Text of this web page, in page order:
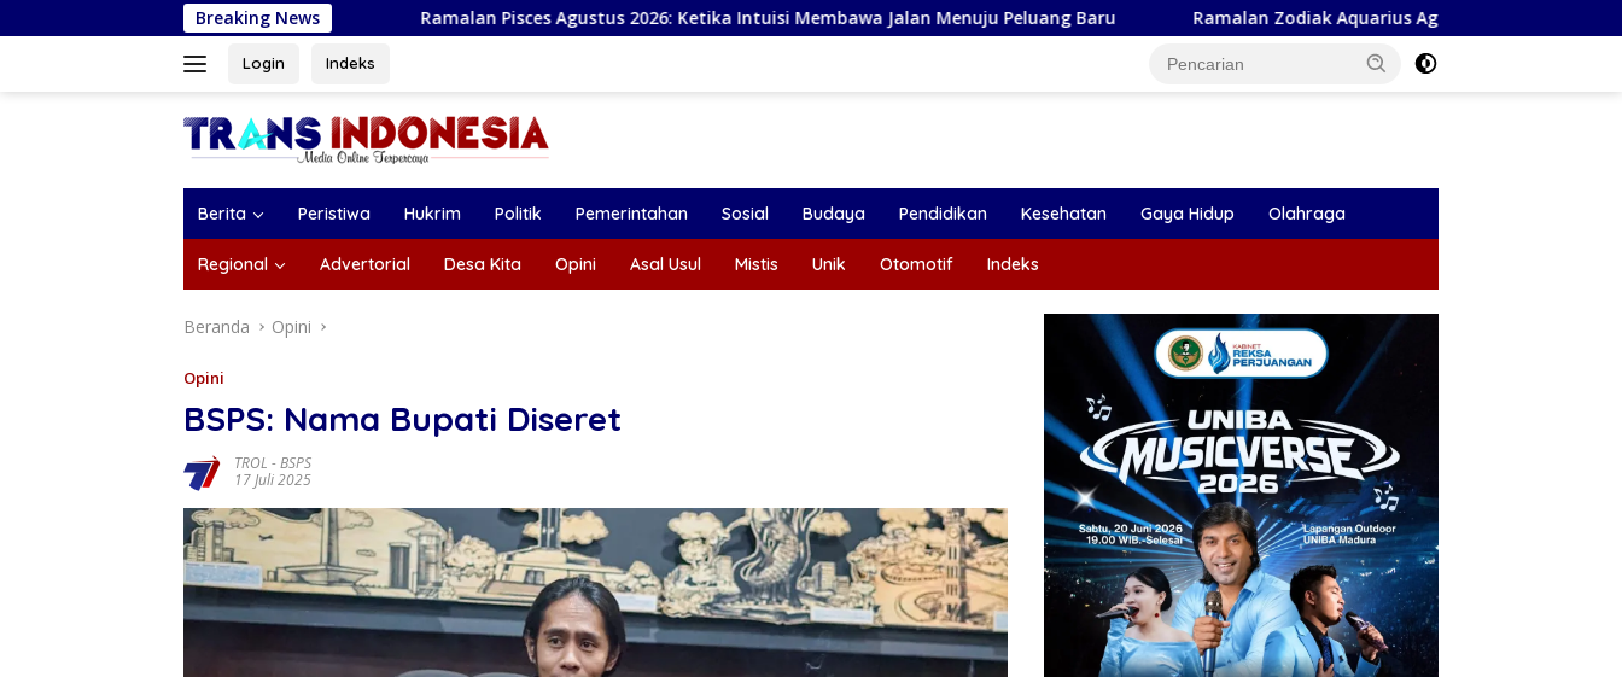
ke
Breaking News
Ramalan Pisces Agustus 2026: Ketika Intuisi Membawa Jalan Menuju Peluang Baru Ramalan Zodiak Aquarius Agustus 2026: Peluang Emas Menanti Aquarius
Login Indeks
Berita Peristiwa Hukrim Politik Pemerintahan Sosial Budaya Pendidikan Kesehatan Gaya Hidup Olahraga
Regional Advertorial Desa Kita Opini Asal Usul Mistis Unik Otomotif Indeks
Beranda Opini
Opini
BSPS: Nama Bupati Diseret
TROL -BSPS
17 Juli 2025